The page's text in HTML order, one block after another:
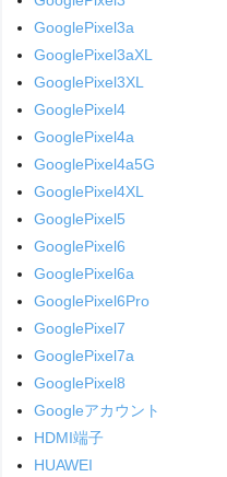
GooglePixel3a
GooglePixel3aXL
GooglePixel3XL
GooglePixel4
GooglePixel4a
GooglePixel4a5G
GooglePixel4XL
GooglePixel5
GooglePixel6
GooglePixel6a
GooglePixel6Pro
GooglePixel7
GooglePixel7a
GooglePixel8
Googleアカウント
HDMI端子
HUAWEI